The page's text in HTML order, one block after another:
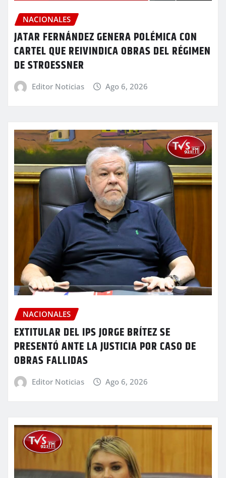
NACIONALES
JATAR FERNÁNDEZ GENERA POLÉMICA CON
CARTEL QUE REIVINDICA OBRAS DEL RÉGIMEN
DE STROESSNER
Editor Noticias Ago 6, 2026
NACIONALES
EXTITULAR DEL IPS JORGE BRÍTEZ SE
PRESENTÓ ANTE LA JUSTICIA POR CASO DE
OBRAS FALLIDAS
Editor Noticias Ago 6, 2026